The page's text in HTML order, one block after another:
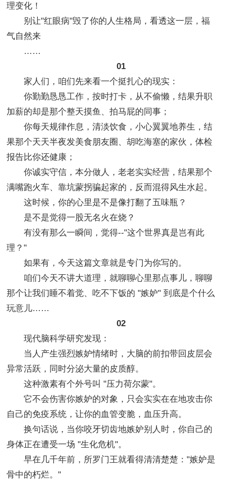
理变化！
别让"红眼病"毁了你的人生格局，看透这一层，福
气自然来
……
01
家人们，咱们先来看一个挺扎心的现实：
你勤勤恳恳工作，按时打卡，从不偷懒，结果升职
加薪的却是那个整天摸鱼、拍马屁的同事；
你每天规律作息，清淡饮食，小心翼翼地养生，结
果那个天天半夜发美食朋友圈、胡吃海塞的家伙，体检
报告比你还健康；
你诚实守信，本分做人，老老实实经营，结果那个
满嘴跑火车、靠坑蒙拐骗起家的，反而混得风生水起。
这时候，你的心里是不是像打翻了五味瓶？
是不是觉得一股无名火在烧？
有没有那么一瞬间，觉得--"这个世界真是岂有此
理？"
如果有，今天这篇文章就是专门为你写的。
咱们今天不讲大道理，就聊聊心里那点事儿，聊聊
那个让我们睡不着觉、吃不下饭的 "嫉妒" 到底是个什么
玩意儿……
02
现代脑科学研究发现：
当人产生强烈嫉妒情绪时，大脑的前扣带回皮层会
异常活跃，同时分泌大量的皮质醇。
这种激素有个外号叫 "压力荷尔蒙"。
它不会伤害你嫉妒的对象，只会实实在在地攻击你
自己的免疫系统，让你的血管变脆，血压升高。
换句话说，当你咬牙切齿地嫉妒别人时，你自己的
身体正在遭受一场 "生化危机"。
早在几千年前，所罗门王就看得清清楚楚："嫉妒是
骨中的朽烂。"